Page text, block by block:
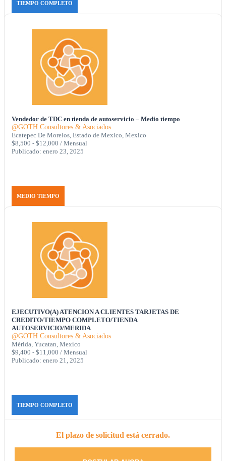
TIEMPO COMPLETO
Vendedor de TDC en tienda de autoservicio – Medio tiempo
@GOTH Consultores & Asociados
Ecatepec De Morelos, Estado de Mexico, Mexico
$8,500 - $12,000 / Mensual
Publicado: enero 23, 2025
MEDIO TIEMPO
EJECUTIVO(A) ATENCION A CLIENTES TARJETAS DE
CREDITO/TIEMPO COMPLETO/TIENDA
AUTOSERVICIO/MERIDA
@GOTH Consultores & Asociados
Mérida, Yucatan, Mexico
$9,400 - $11,000 / Mensual
Publicado: enero 21, 2025
TIEMPO COMPLETO
El plazo de solicitud está cerrado.